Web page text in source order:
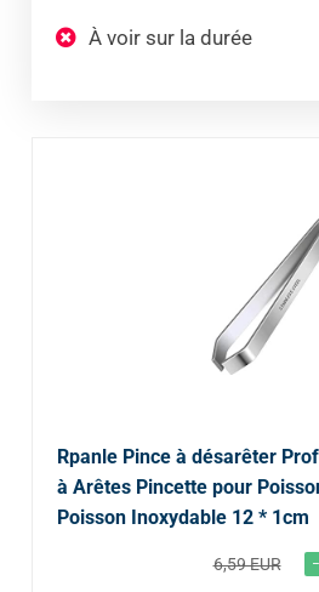
À voir sur la durée
Rpanle Pince à désarêter
à Arêtes Pincette pour
Poisson Inoxydable 12 * 1cm
6,59 EUR